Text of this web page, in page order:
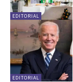
EDITORIAL
EDITORIAL